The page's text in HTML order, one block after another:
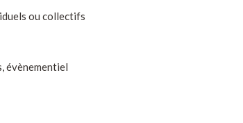
ou collectifs
évènementiel